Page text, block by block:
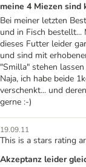
meine 4 Miezen sind
Bei meiner letzten
und in Fisch bestellt...
dieses Futter leider
und sind mit
"Smilla" stehen
Naja, ich habe beide
verschenkt... und
gerne :-)
19.09.11
This is a stars rating
Akzeptanz leider